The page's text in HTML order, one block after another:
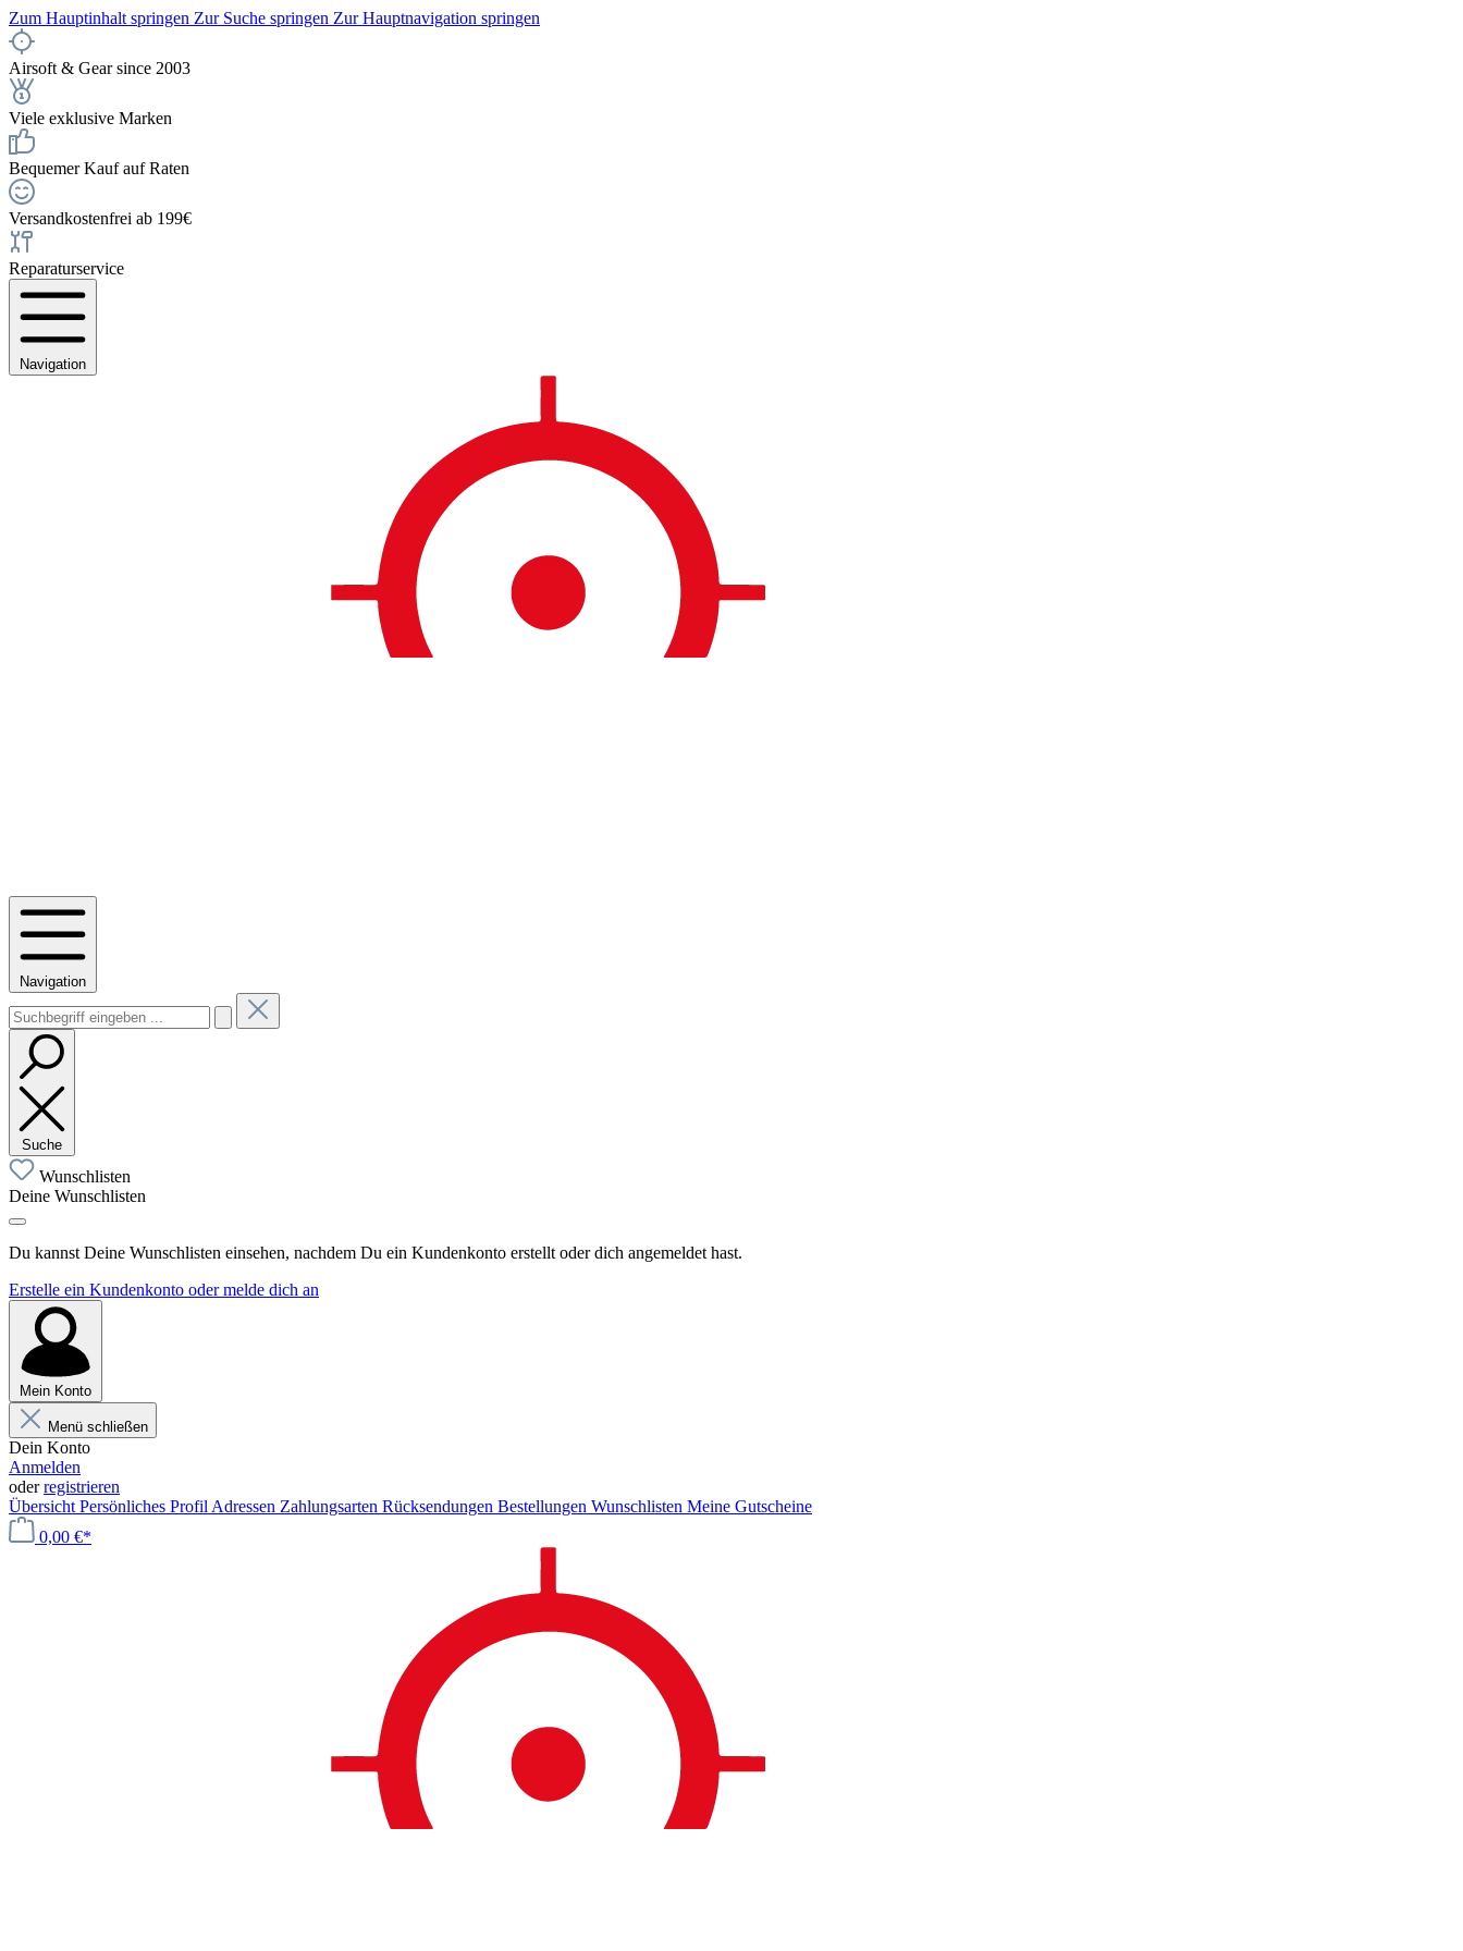
Zum Hauptinhalt springen Zur Suche springen Zur Hauptnavigation springen
Airsoft & Gear since 2003
Viele exklusive Marken
Bequemer Kauf auf Raten
Versandkostenfrei ab 199€
Reparaturservice
Navigation
Navigation
Suche
Wunschlisten
Deine Wunschlisten
Du kannst Deine Wunschlisten einsehen, nachdem Du ein Kundenkonto erstellt oder dich angemeldet hast.
Erstelle ein Kundenkonto oder melde dich an
Mein Konto
Menü schließen
Dein Konto
Anmelden
oderregistrieren
Übersicht Persönliches Profil Adressen Zahlungsarten Rücksendungen Bestellungen Wunschlisten Meine Gutscheine
0,00 €*